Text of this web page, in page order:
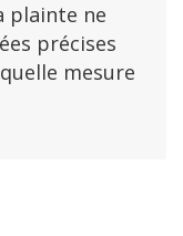
plainte ne
précises
mesure